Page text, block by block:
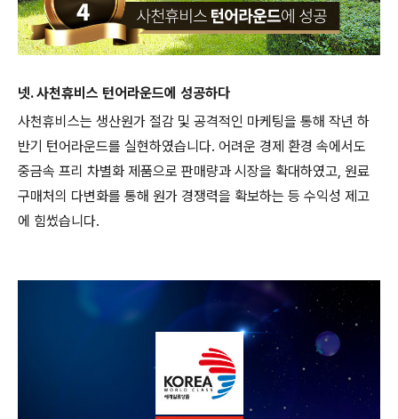
넷. 사천휴비스 턴어라운드에 성공하다
사천휴비스는 생산원가 절감 및 공격적인 마케팅을 통해 작년 하
반기 턴어라운드를 실현하였습니다. 어려운 경제 환경 속에서도
중금속 프리 차별화 제품으로 판매량과 시장을 확대하였고, 원료
구매처의 다변화를 통해 원가 경쟁력을 확보하는 등 수익성 제고
에 힘썼습니다.